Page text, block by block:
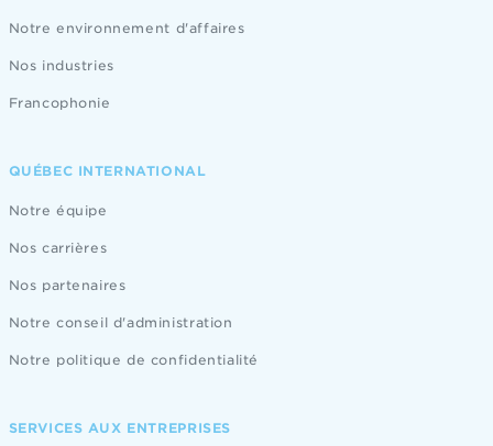
Notre environnement d'affaires
Nos industries
Francophonie
QUÉBEC INTERNATIONAL
Notre équipe
Nos carrières
Nos partenaires
Notre conseil d'administration
Notre politique de confidentialité
SERVICES AUX ENTREPRISES